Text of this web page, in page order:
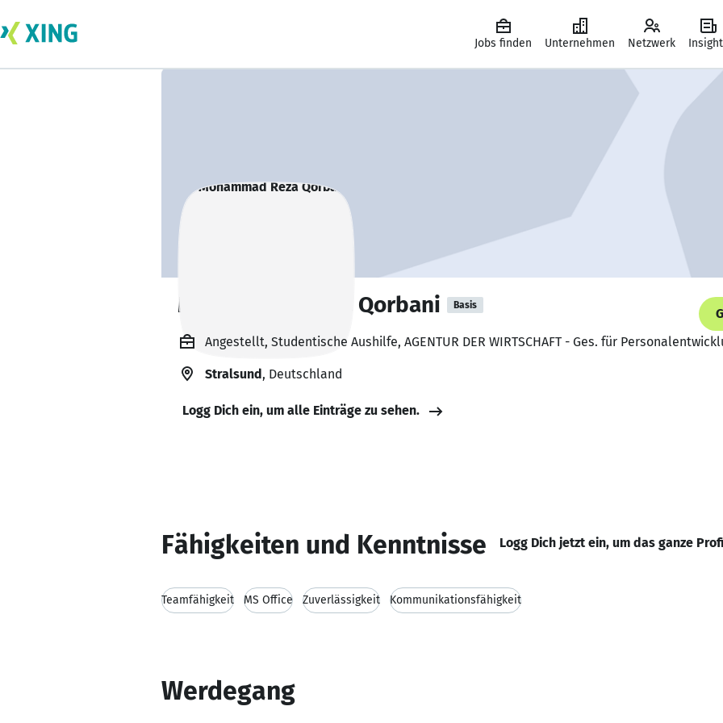
Jobs finden Unternehmen Netzwerk
Mohammad Reza Qorbani Basis
Angestellt, Studentische Aushilfe, AGENTUR DER WIRTSCHAFT - Ges. für
Stralsund, Deutschland
Logg Dich ein, um alle Einträge zu sehen.
Fähigkeiten und Kenntnisse Logg Dich jetzt ein, um das ganze
Teamfähigkeit MS Office Zuverlässigkeit Kommunikationsfähigkeit
Werdegang